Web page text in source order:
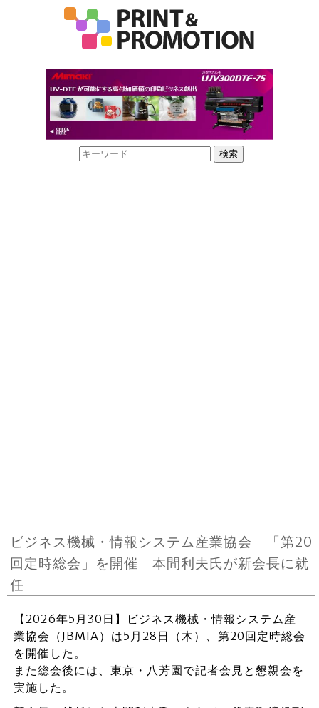
ビジネス機械・情報システム産業協会 「第20
回定時総会」を開催 本間利夫氏が新会長に就
任
【2026年5月30日】ビジネス機械・情報システム産
業協会（JBMIA）は5月28日（木）、第20回定時総会
を開催した。
また総会後には、東京・八芳園で記者会見と懇親会を
実施した。